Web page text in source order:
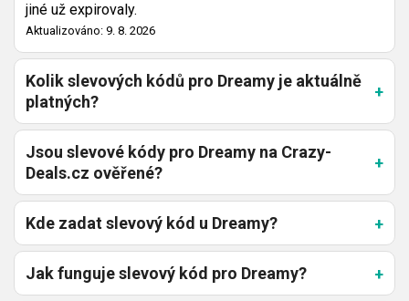
jiné už expirovaly.
Aktualizováno: 9. 8. 2026
Kolik slevových kódů pro Dreamy je aktuálně
platných?
Jsou slevové kódy pro Dreamy na Crazy-
Deals.cz ověřené?
Kde zadat slevový kód u Dreamy?
Jak funguje slevový kód pro Dreamy?